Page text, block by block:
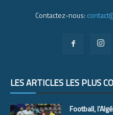
Contactez-nous:
LES ARTICLES LES PLUS
Football,